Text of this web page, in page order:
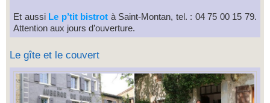
Et aussiLe p’tit bistrot à Saint-Montan, tel. : 04 75 00 15 79.
Attention aux jours d’ouverture.
Le gîte et le couvert